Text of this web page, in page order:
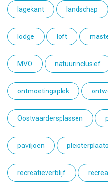
lagekant landschap
lodge loft
MVO natuurinclusief
ontmoetingsplek
Oostvaardersplassen
paviljoen pleisterplaats
recreatieverblijf